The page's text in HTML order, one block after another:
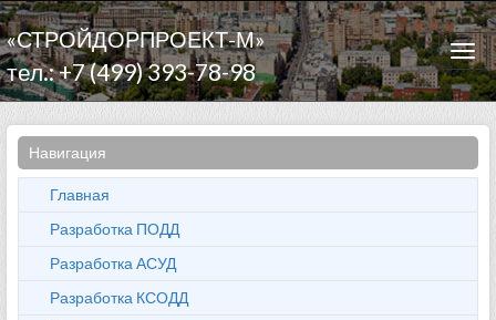
«СТРОЙДОРПРОЕКТ-М»
тел.: +7 (499) 393-78-98
Навигация
Главная
Разработка ПОДД
Разработка АСУД
Разработка КСОДД